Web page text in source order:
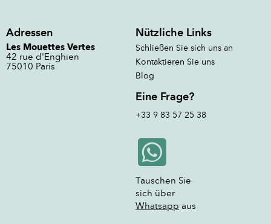
Adressen
Les Mouettes Vertes
42 rue d'Enghien
75010 Paris
Nützliche Links
Schließen Sie sich uns an
Kontaktieren Sie uns
Blog
Eine Frage?
+33 9 83 57 25 38
Tauschen Sie
sich über
Whatsapp aus